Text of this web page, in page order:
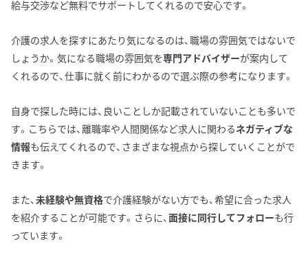
給与交渉など無料でサポートしてくれるので安心です。
介護の求人を探すにあたり気になるのは、職場の雰囲気ではないで
しょうか。気になる職場の雰囲気を専門アドバイザーが案内して
くれるので、仕事に就く前にわかるので選ぶ際の参考になります。
自身で探した時には、良いことしか記載されていないことも多いで
す。こちらでは、離職率や人間関係など求人に関わるネガティブな
情報も伝えてくれるので、さまざまな視点から探していくことがで
きます。
また、 未経験や無資格で介護経験がない方でも、希望に合った求人
を紹介することが可能です。さらに、 面接に同行してフォローも行
っています。